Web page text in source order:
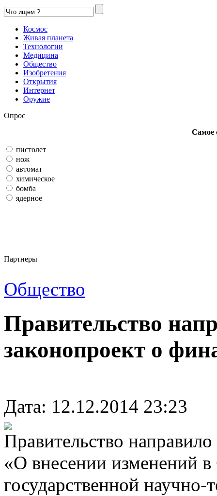
Космос
Живая планета
Технологии
Медицина
Общество
Изобретения
Открытия
Интернет
Оружие
Опрос
Самое
пистолет
нож
автомат
химическое
бомба
ядерное
Партнеры
Общество
Правительство
законопроект о
Дата: 12.12.2014 23:23
Правительство
«О внесении изменений
государственной научно-